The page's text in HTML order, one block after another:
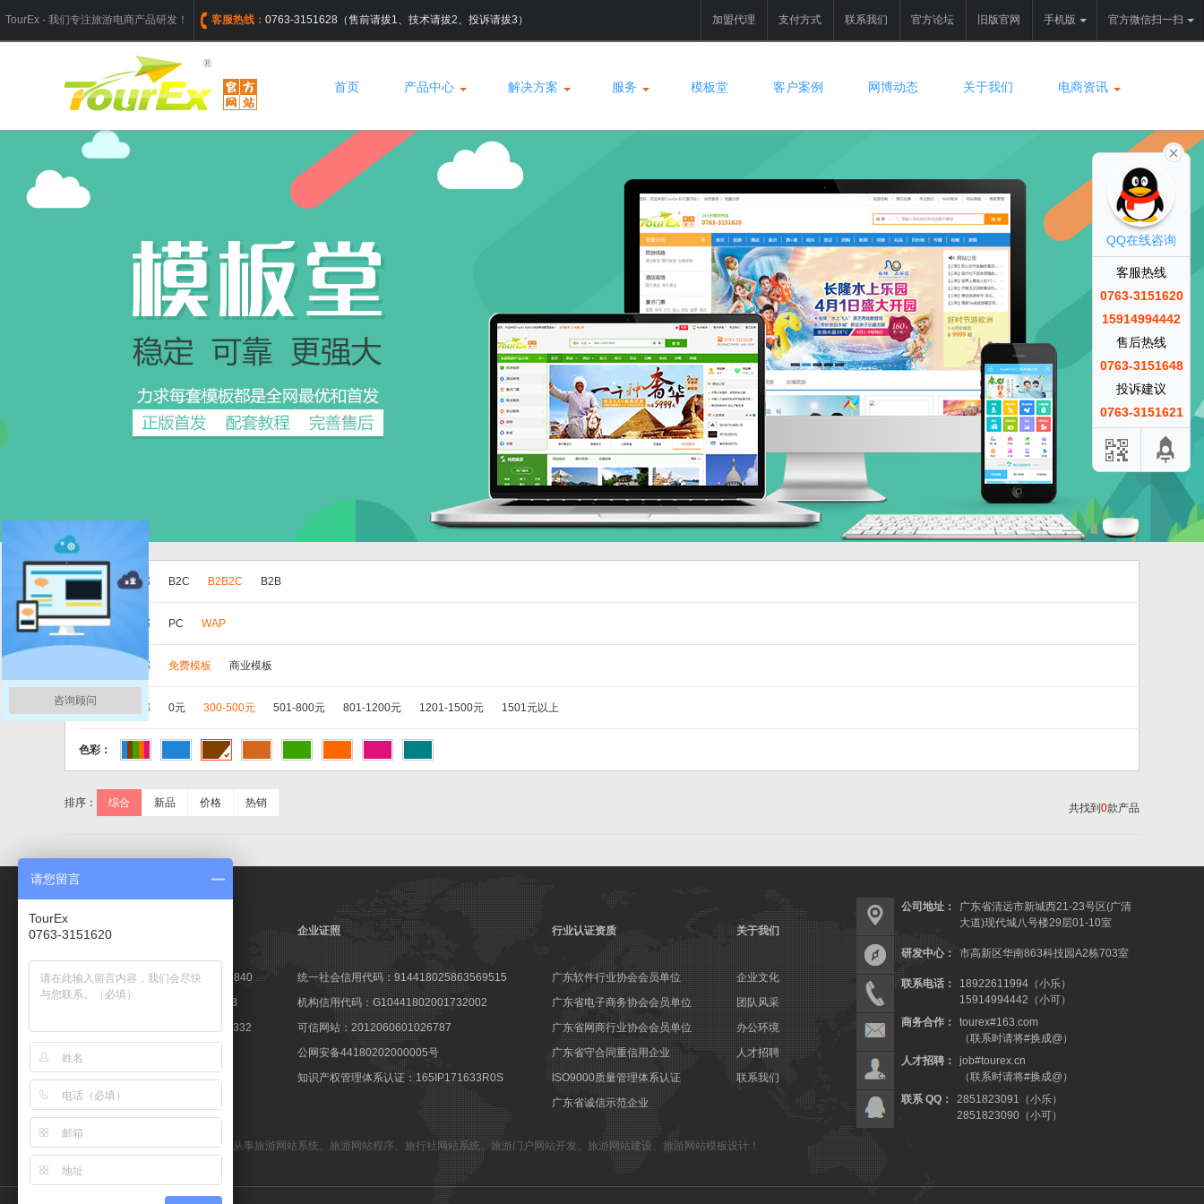
TourEx - 我们专注旅游电商产品研发！ 客服热线： 0763-3151628（售前请拔1、技术请拔2、投诉请拔3） 加盟代理 支付方式 联系我们 官方论坛 旧版官网 手机版 官方微信扫一扫
首页 产品中心 解决方案 服务 模板堂 客户案例 网博动态 关于我们 电商资讯
版本： 全部 B2C B2B2C B2B
分类： 全部 PC WAP
全部 免费模板 商业模板
价格： 全部 0元 300-500元 501-800元 801-1200元 1201-1500元 1501元以上
色彩：
排序： 综合 新品 价格 热销 共找到 0款产品
高新技术企业证书：GR201644003840
软件企业认定证书：粤R-2014-0163
软件产品登记证书：粤DGY-2014-0332
著登字：第0425251号
商标注册证：第10596237号
备案号：粤ICP备09057647号
企业证照
统一社会信用代码：914418025863569515
机构信用代码：G10441802001732002
可信网站：2012060601026787
公网安备44180202000005号
知识产权管理体系认证：165IP171633R0S
行业认证资质
广东软件行业协会会员单位
广东省电子商务协会会员单位
广东省网商行业协会会员单位
广东省守合同重信用企业
ISO9000质量管理体系认证
广东省诚信示范企业
关于我们
企业文化
团队风采
办公环境
人才招聘
联系我们
TourEx旅游网站管理系统—— 专业从事旅游网站系统 旅游网站程序 旅行社网站系统、 旅游门户网站开发 旅游网站建设 旅游网站模板设计 ！
公司地址：
广东省清远市新城西21-23号区(广清
大道)现代城八号楼29层01-10室
研发中心： 市高新区华南863科技园A2栋703室
联系电话：
18922611994（小乐）
15914994442（小可）
商务合作：
tourex#163.com
（联系时请将#换成@）
人才招聘：
job#tourex.cn
（联系时请将#换成@）
联系 QQ：
2851823091（小乐）
2851823090（小可）
QQ在线咨询
客服热线
0763-3151620
15914994442
售后热线
0763-3151648
投诉建议
0763-3151621
咨询顾问
请您留言
TourEx
0763-3151620